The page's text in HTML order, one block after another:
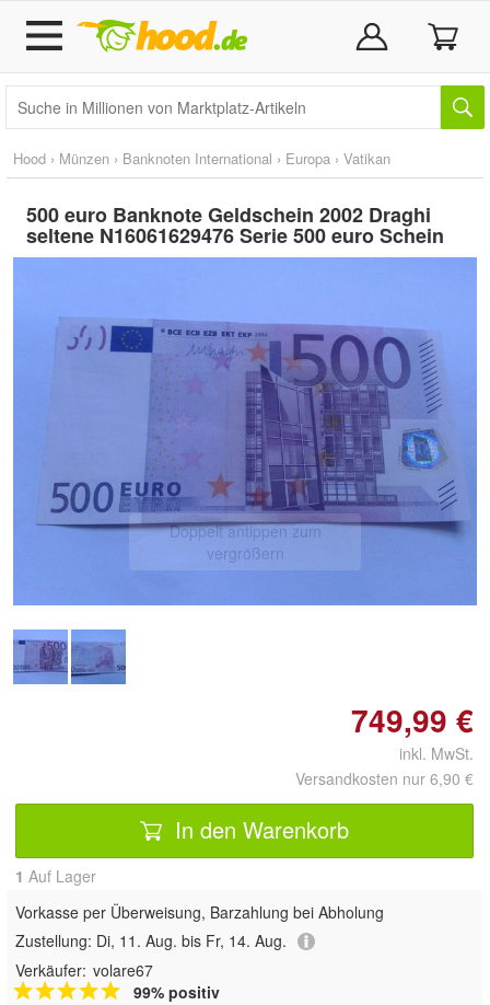
Hood › Münzen › Banknoten International › Europa › Vatikan
500 euro Banknote Geldschein 2002 Draghi
seltene N16061629476 Serie 500 euro Schein
Doppelt antippen zum
vergrößern
749,99 €
inkl. MwSt.
Versandkosten nur 6,90 €
In den Warenkorb
1 Auf Lager
Vorkasse per Überweisung, Barzahlung bei Abholung
Zustellung: Di, 11. Aug. bis Fr, 14. Aug.
Verkäufer: volare67
99% positiv